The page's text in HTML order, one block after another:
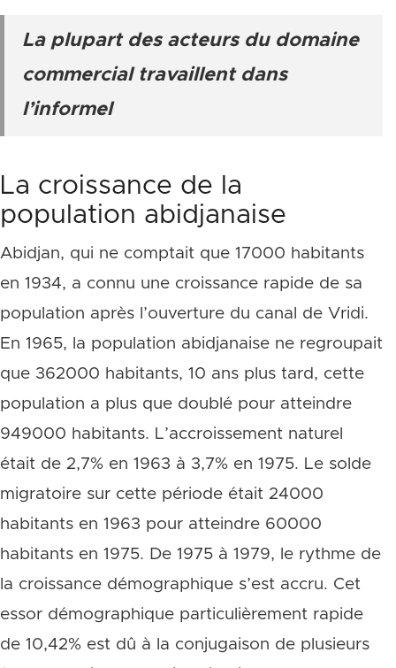
La plupart des acteurs du domaine
commercial travaillent dans
l’informel
La croissance de la
population abidjanaise
Abidjan, qui ne comptait que 17000 habitants
en 1934, a connu une croissance rapide de sa
population après l’ouverture du canal de Vridi.
En 1965, la population abidjanaise ne regroupait
que 362000 habitants, 10 ans plus tard, cette
population a plus que doublé pour atteindre
949000 habitants. L’accroissement naturel
était de 2,7% en 1963 à 3,7% en 1975. Le solde
migratoire sur cette période était 24000
habitants en 1963 pour atteindre 60000
habitants en 1975. De 1975 à 1979, le rythme de
la croissance démographique s’est accru. Cet
essor démographique particulièrement rapide
de 10,42% est dû à la conjugaison de plusieurs